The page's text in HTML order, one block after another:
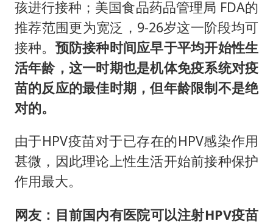
孩进行接种；美国食品药品管理局 FDA的
推荐范围更为宽泛，9-26岁这一阶段均可
接种。 预防接种时间应早于平均开始性生
活年龄，这一时期也是机体免疫系统对疫
苗的反应的最佳时期，但年龄限制不是绝
对的。
由于HPV疫苗对于已存在的HPV感染作用
甚微，因此理论上性生活开始前接种保护
作用最大。
网友：目前国内有医院可以注射HPV疫苗